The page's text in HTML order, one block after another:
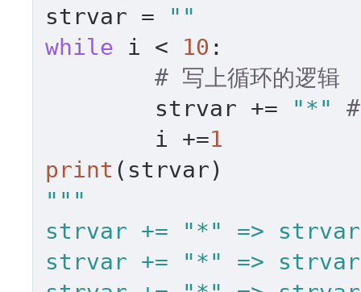
strvar =
""
while i < 10 :
# 写上循环的逻辑
	strvar +=
"*"
	i +=
1
print
"""
strvar += "*" =>
strvar += "*" =>